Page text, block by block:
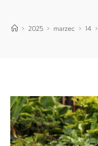
> 2025 > marzec > 14 >